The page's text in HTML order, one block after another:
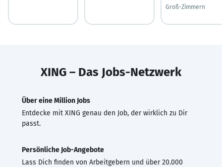
Groß-Zimmern
XING – Das Jobs-Netzwerk
Über eine Million Jobs
Entdecke mit XING genau den Job, der wirklich zu Dir
passt.
Persönliche Job-Angebote
Lass Dich finden von Arbeitgebern und über 20.000